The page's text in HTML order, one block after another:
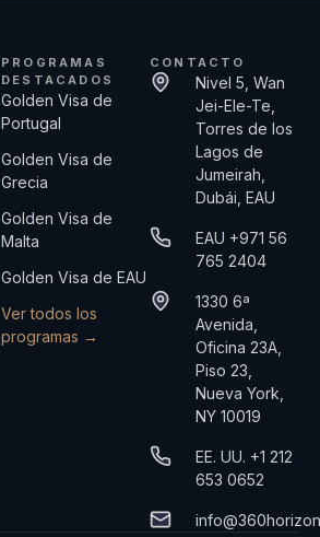
PROGRAMAS
DESTACADOS
Golden Visa de
Portugal
Golden Visa de
Grecia
Golden Visa de
Malta
Golden Visa de EAU
Ver todos los
programas →
CONTACTO
Nivel 5, Wan
Jei-Ele-Te,
Torres de los
Lagos de
Jumeirah,
Dubái, EAU
EAU +971 56
765 2404
1330 6ª
Avenida,
Oficina 23A,
Piso 23,
Nueva York,
NY 10019
EE. UU. +1 212
653 0652